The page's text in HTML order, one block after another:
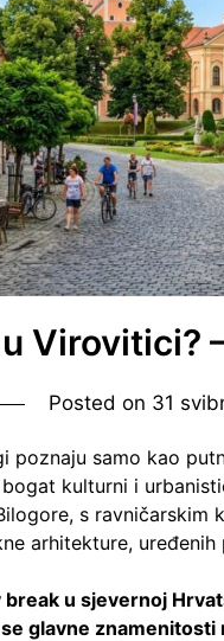
Virovitici?
Posted on 31
poznaju samo kao
kulturni i
s
arhitekture,
u sjevernoj
glavne